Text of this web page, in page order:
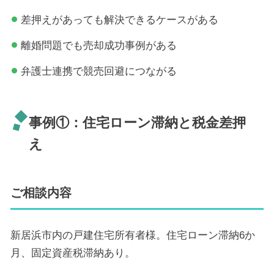
差押えがあっても解決できるケースがある
離婚問題でも売却成功事例がある
弁護士連携で競売回避につながる
事例①：住宅ローン滞納と税金差押
え
ご相談内容
新居浜市内の戸建住宅所有者様。住宅ローン滞納6か
月、固定資産税滞納あり。